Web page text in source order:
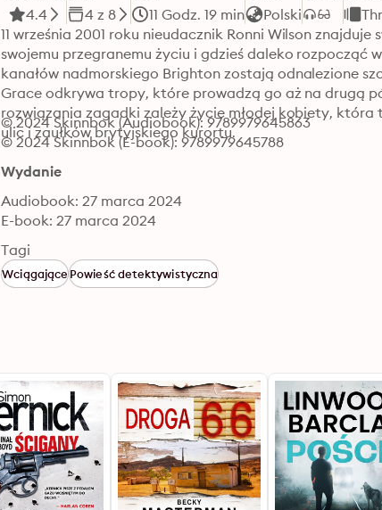
4.4 4 z 8 11 Godz. 19 min Polski
11 września 2001 roku nieudacznik Ronni Wilson
swojemu przegranemu życiu i gdzieś daleko rozpocząć
kanałów nadmorskiego Brighton zostają odnalezione
Grace odkrywa tropy, które prowadzą go aż na drugą
rozwiązania zagadki zależy życie młodej kobiety,
ulic i zaułków brytyjskiego kurortu.
© 2024 Skinnbok (Audiobook): 9789979645863
© 2024 Skinnbok (E-book): 9789979645788
Wydanie
Audiobook: 27 marca 2024
E-book: 27 marca 2024
Tagi
WciągającePowieść detektywistyczna